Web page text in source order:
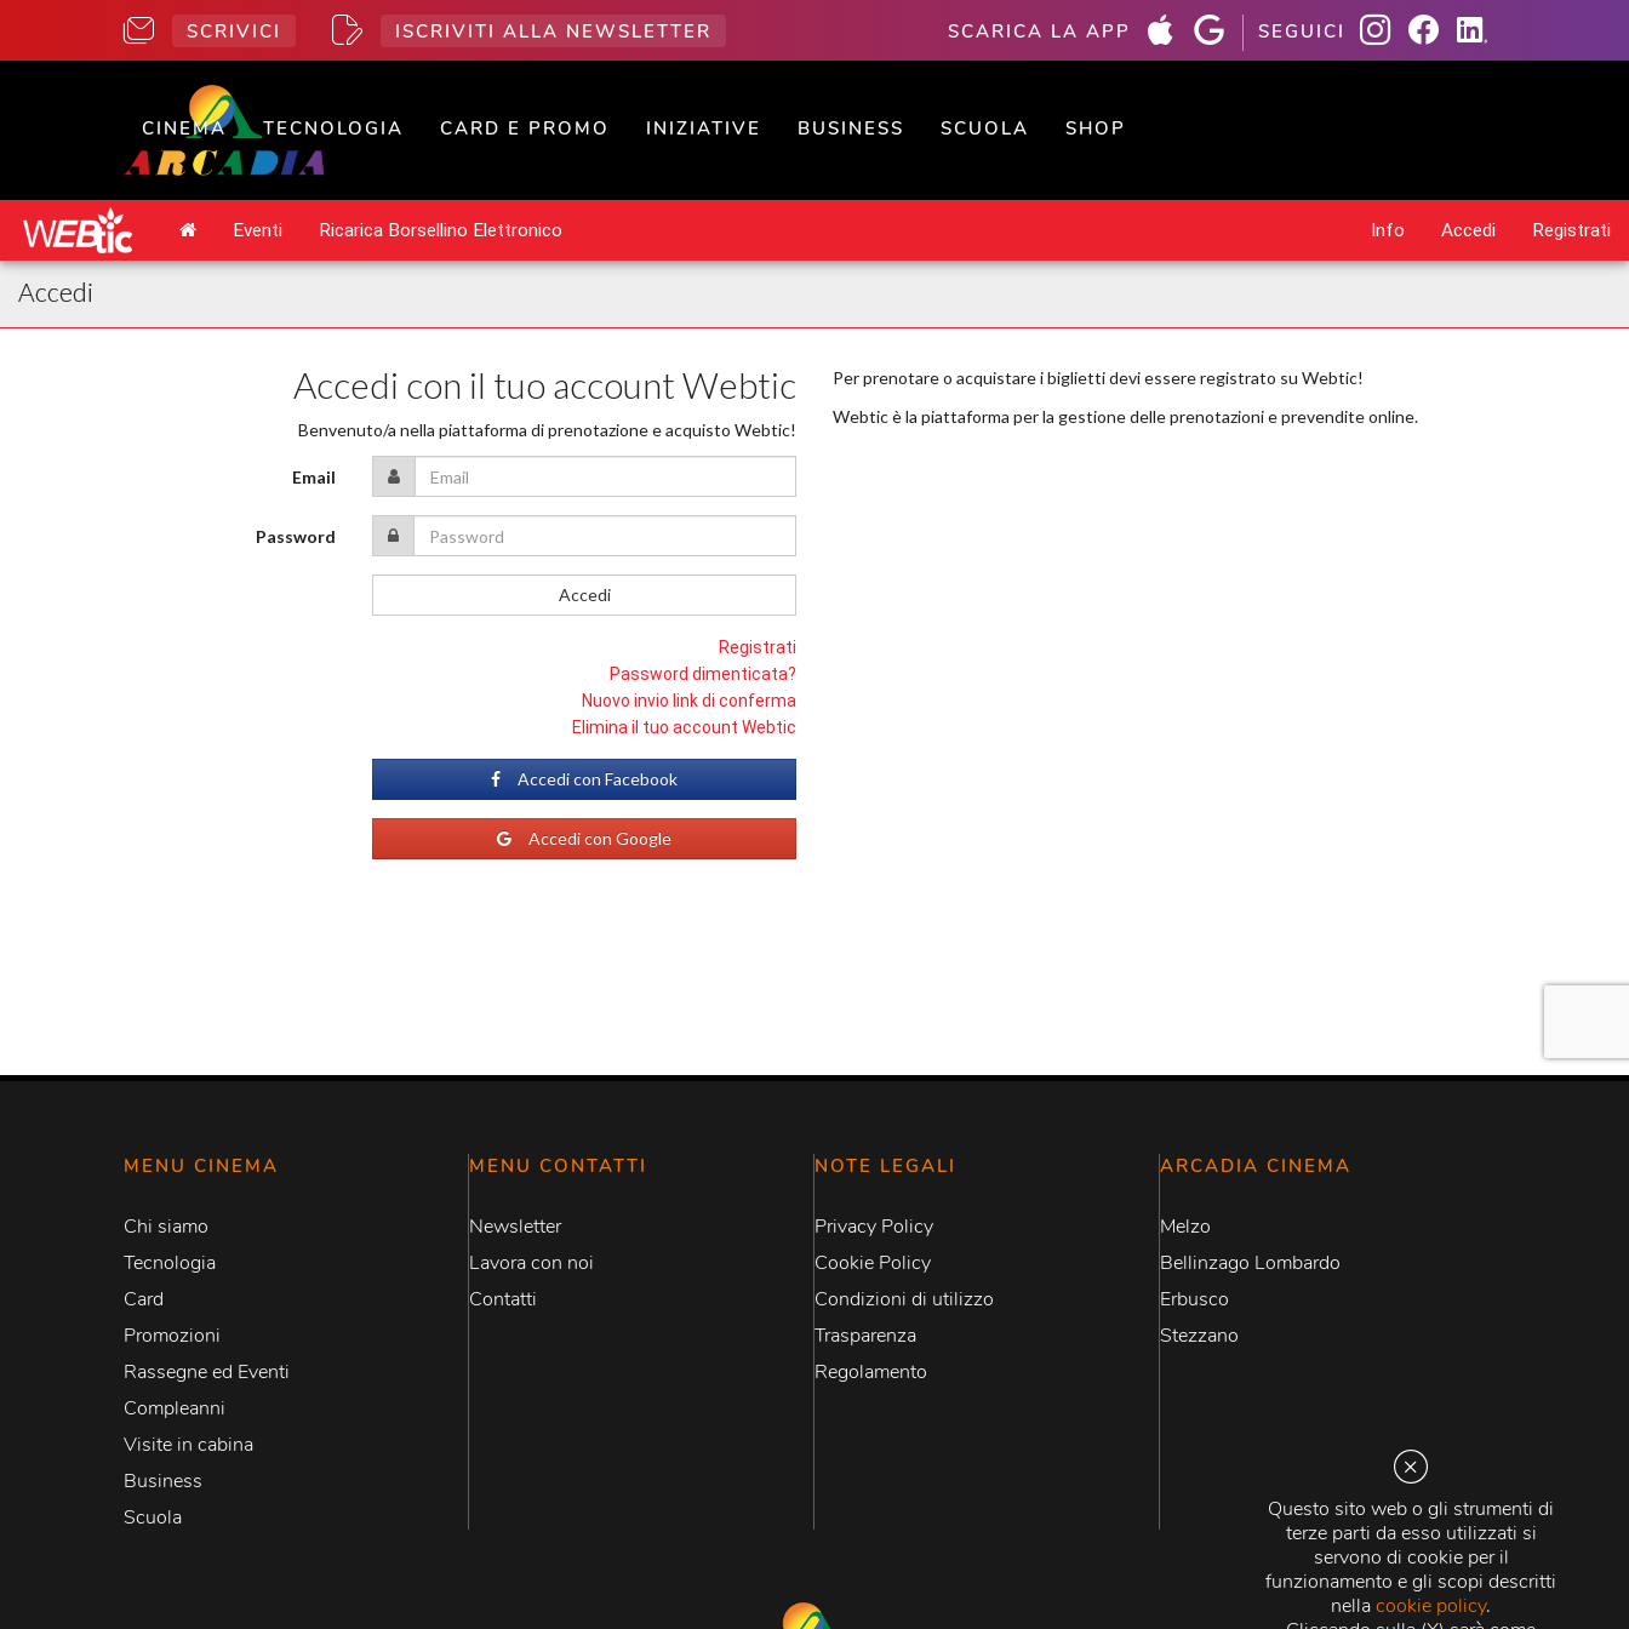
Questo sito web o gli strumenti di
terze parti da esso utilizzati si
servono di cookie per il
funzionamento e gli scopi descritti
nellacookie policy.
SCRIVICI ISCRIVITI ALLA NEWSLETTER SCARICA LA APP SEGUICI
CINEMA TECNOLOGIA CARD E PROMO INIZIATIVE BUSINESS SCUOLA SHOP
MENU CINEMA
Chi siamo
Tecnologia
Card
Promozioni
Rassegne ed Eventi
Compleanni
Visite in cabina
Business
Scuola
MENU CONTATTI
Newsletter
Lavora con noi
Contatti
NOTE LEGALI
Privacy Policy
Cookie Policy
Condizioni di utilizzo
Trasparenza
Regolamento
ARCADIA CINEMA
Melzo
Bellinzago Lombardo
Erbusco
Stezzano